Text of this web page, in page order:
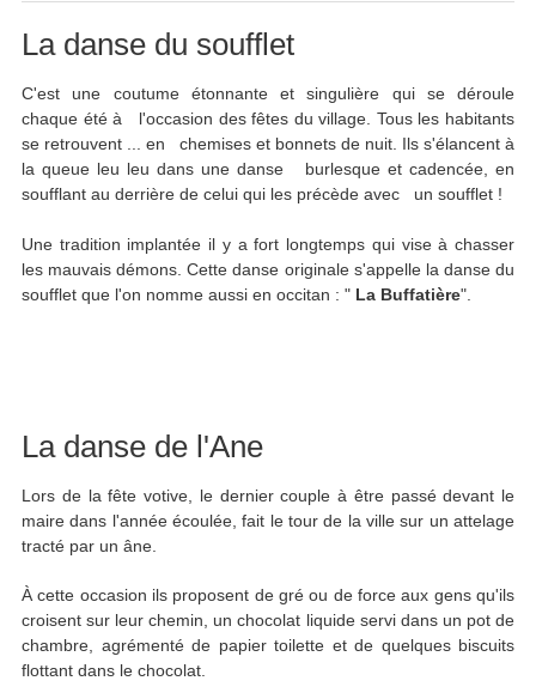
La danse du soufflet
C'est une coutume étonnante et singulière qui se déroule
chaque été à l'occasion des fêtes du village. Tous les habitants
se retrouvent ... en chemises et bonnets de nuit. Ils s'élancent à
la queue leu leu dans une danse burlesque et cadencée, en
soufflant au derrière de celui qui les précède avec un soufflet !
Une tradition implantée il y a fort longtemps qui vise à chasser
les mauvais démons. Cette danse originale s'appelle la danse du
soufflet que l'on nomme aussi en occitan : " La Buffatière".
La danse de l'Ane
Lors de la fête votive, le dernier couple à être passé devant le
maire dans l'année écoulée, fait le tour de la ville sur un attelage
tracté par un âne.
À cette occasion ils proposent de gré ou de force aux gens qu'ils
croisent sur leur chemin, un chocolat liquide servi dans un pot de
chambre, agrémenté de papier toilette et de quelques biscuits
flottant dans le chocolat.